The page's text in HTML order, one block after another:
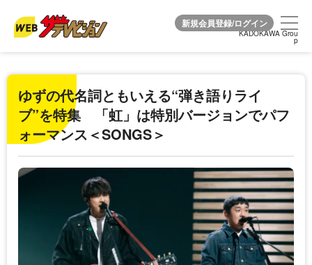
KADOKAWA Grou
p
KADOKAWA Grou
p
ゆずの代名詞ともいえる“弾き語りライ
ブ”を特集 「虹」は特別バージョンでパフ
ォーマンス＜SONGS＞